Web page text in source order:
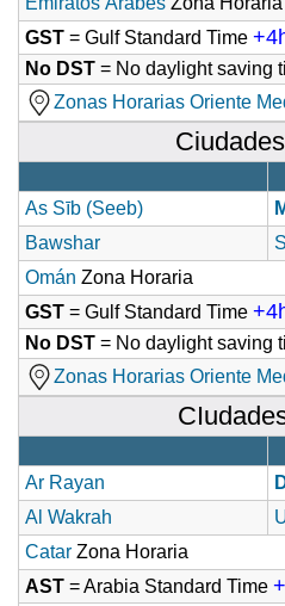
GST = Gulf Standard Time
No DST = No daylight saving
Zonas Horarias Oriente
As Sīb (Seeb)
Bawshar
Omán Zona Horaria
GST = Gulf Standard Time
No DST = No daylight saving
Zonas Horarias Oriente
Ar Rayan
Al Wakrah
Catar Zona Horaria
AST = Arabia Standard Time